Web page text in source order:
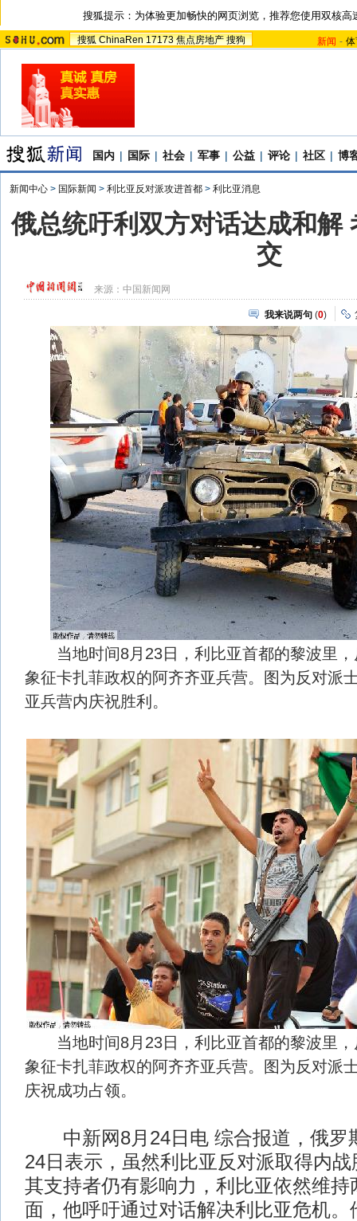
搜狐提示：为体验更加畅快的网页浏览，推荐您使用双核高
搜狐 ChinaRen 17173 焦点房地产 搜狗 新闻 -
国内 | 国际 | 社会 | 军事 | 公益 | 评论 | 社区 | 博
新闻中心 > 国际新闻 > 利比亚反对派攻进首都 > 利比亚消息
俄总统吁利双方对话达成和解
交
来源： 中国新闻网
我来说两句 (0)
当地时间8月23日，利比亚首都的黎波里，
象征卡扎菲政权的阿齐齐亚兵营。图为反对派
亚兵营内庆祝胜利。
当地时间8月23日，利比亚首都的黎波里，
象征卡扎菲政权的阿齐齐亚兵营。图为反对派
庆祝成功占领。
中新网8月24日电 综合报道，俄罗
24日表示，虽然利比亚反对派取得内
其支持者仍有影响力，利比亚依然维持
面，他呼吁通过对话解决利比亚危机。